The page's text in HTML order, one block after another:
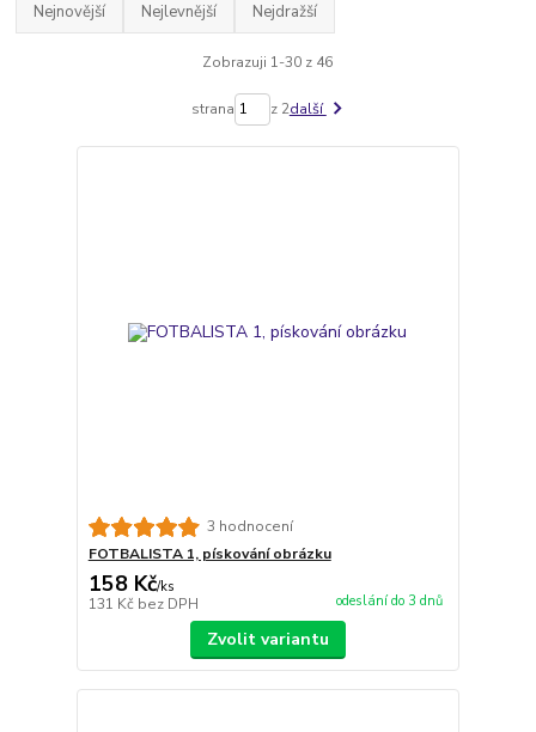
Nejnovější Nejlevnější Nejdražší
Zobrazuji 1-30 z 46
strana z 2další
3 hodnocení
FOTBALISTA 1, pískování obrázku
158 Kč/ks
131 Kč bez DPH odeslání do 3 dnů
Zvolit variantu